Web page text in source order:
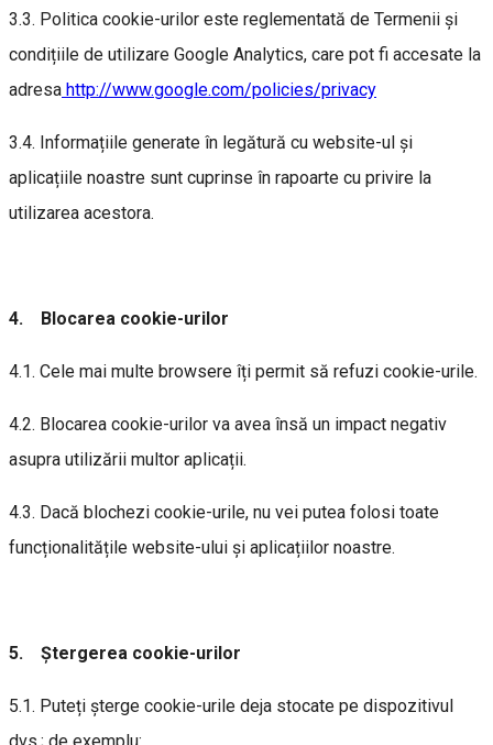
3.3. Politica cookie-urilor este reglementată de Termenii și
condițiile de utilizare Google Analytics, care pot fi accesate la
adresa http://www.google.com/policies/privacy
3.4. Informațiile generate în legătură cu website-ul și
aplicațiile noastre sunt cuprinse în rapoarte cu privire la
utilizarea acestora.
4. Blocarea cookie-urilor
4.1. Cele mai multe browsere îți permit să refuzi cookie-urile.
4.2. Blocarea cookie-urilor va avea însă un impact negativ
asupra utilizării multor aplicații.
4.3. Dacă blochezi cookie-urile, nu vei putea folosi toate
funcționalitățile website-ului și aplicațiilor noastre.
5. Ștergerea cookie-urilor
5.1. Puteți șterge cookie-urile deja stocate pe dispozitivul